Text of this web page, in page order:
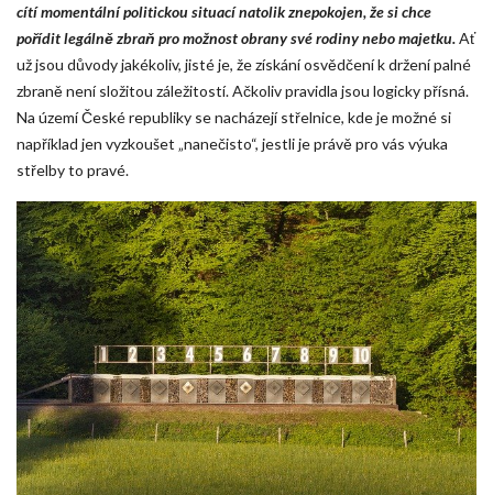
cítí momentální politickou situací natolik znepokojen, že si chce
pořídit legálně zbraň pro možnost obrany své rodiny nebo majetku.Ať
už jsou důvody jakékoliv, jisté je, že získání osvědčení k držení palné
zbraně není složitou záležitostí. Ačkoliv pravidla jsou logicky přísná.
Na území České republiky se nacházejístřelnice, kde je možné si
například jen vyzkoušet „nanečisto“, jestli je právě pro vás výuka
střelby to pravé.